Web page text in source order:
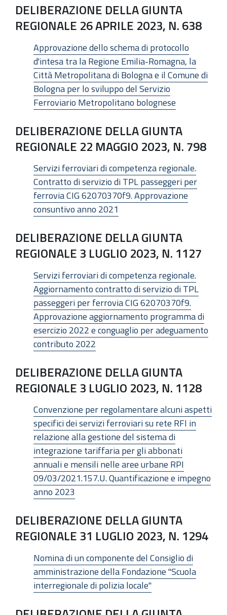
DELIBERAZIONE DELLA GIUNTA
REGIONALE 26 APRILE 2023, N. 638
Approvazione dello schema di protocollo
d'intesa tra la Regione Emilia-Romagna, la
Città Metropolitana di Bologna e il Comune di
Bologna per lo sviluppo del Servizio
Ferroviario Metropolitano bolognese
DELIBERAZIONE DELLA GIUNTA
REGIONALE 22 MAGGIO 2023, N. 798
Servizi ferroviari di competenza regionale.
Contratto di servizio di TPL passeggeri per
ferrovia CIG 62070370f9. Approvazione
consuntivo anno 2021
DELIBERAZIONE DELLA GIUNTA
REGIONALE 3 LUGLIO 2023, N. 1127
Servizi ferroviari di competenza regionale.
Aggiornamento contratto di servizio di TPL
passeggeri per ferrovia CIG 62070370f9.
Approvazione aggiornamento programma di
esercizio 2022 e conguaglio per adeguamento
contributo 2022
DELIBERAZIONE DELLA GIUNTA
REGIONALE 3 LUGLIO 2023, N. 1128
Convenzione per regolamentare alcuni aspetti
specifici dei servizi ferroviari su rete RFI in
relazione alla gestione del sistema di
integrazione tariffaria per gli abbonati
annuali e mensili nelle aree urbane RPI
09/03/2021.157.U. Quantificazione e impegno
anno 2023
DELIBERAZIONE DELLA GIUNTA
REGIONALE 31 LUGLIO 2023, N. 1294
Nomina di un componente del Consiglio di
amministrazione della Fondazione "Scuola
interregionale di polizia locale"